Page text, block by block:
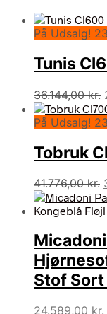
På Udsalg!
Tunis
36.144,00kr.
På Udsalg!
Tobruk
41.776,00kr.
Stof
24.589,00 kr.